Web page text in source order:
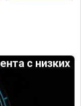
с низких